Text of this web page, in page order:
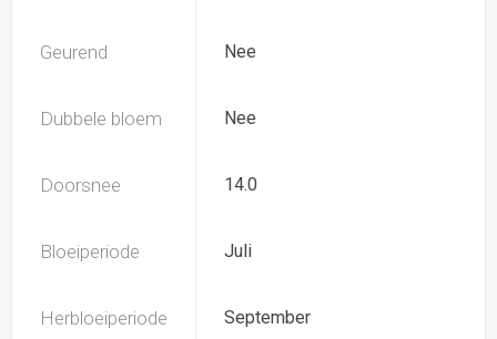
Geurend Nee
Dubbele bloem Nee
Doorsnee 14.0
Bloeiperiode Juli
Herbloeiperiode September